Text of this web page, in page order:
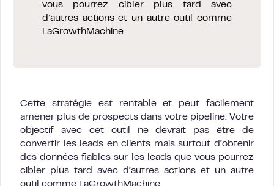
vous pourrez cibler plus tard avec
d’autres actions et un autre outil comme
LaGrowthMachine.
Cette stratégie est rentable et peut facilement
amener plus de prospects dans votre pipeline. Votre
objectif avec cet outil ne devrait pas être de
convertir les leads en clients mais surtout d’obtenir
des données fiables sur les leads que vous pourrez
cibler plus tard avec d’autres actions et un autre
outil comme LaGrowthMachine.